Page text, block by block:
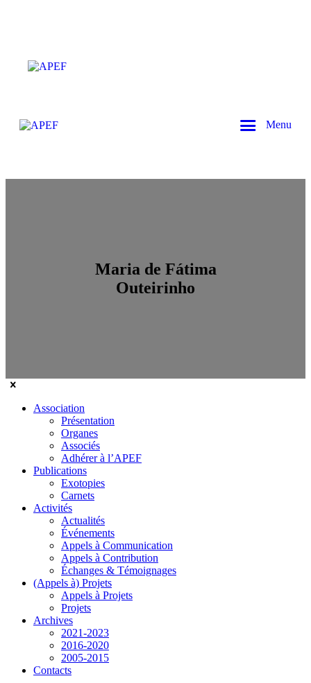
Menu
Maria de Fátima
Outeirinho
Association
Présentation
Organes
Associés
Adhérer à l’APEF
Publications
Exotopies
Carnets
Activités
Actualités
Événements
Appels à Communication
Appels à Contribution
Échanges & Témoignages
(Appels à) Projets
Appels à Projets
Projets
Archives
2021-2023
2016-2020
2005-2015
Contacts